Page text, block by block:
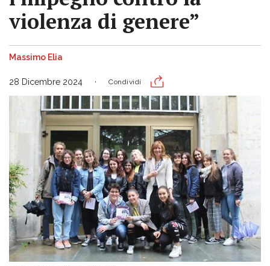
violenza di genere”
Massimo Elia
28 Dicembre 2024 Condividi